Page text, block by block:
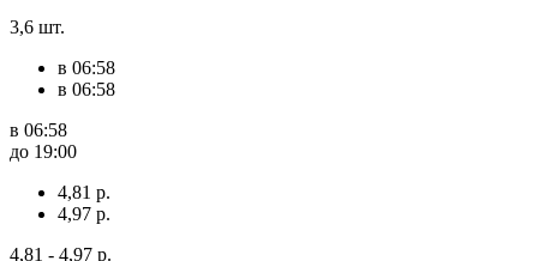
3,6 шт.
в 06:58
в 06:58
в 06:58
до 19:00
4,81 р.
4,97 р.
4,81 - 4,97 р.